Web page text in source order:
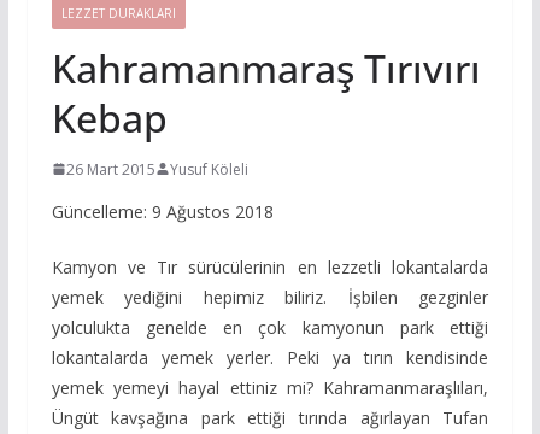
LEZZET DURAKLARI
Kahramanmaraş Tırıvırı
Kebap
26 Mart 2015 Yusuf Köleli
Güncelleme: 9 Ağustos 2018
Kamyon ve Tır sürücülerinin en lezzetli lokantalarda
yemek yediğini hepimiz biliriz. İşbilen gezginler
yolculukta genelde en çok kamyonun park ettiği
lokantalarda yemek yerler. Peki ya tırın kendisinde
yemek yemeyi hayal ettiniz mi? Kahramanmaraşlıları,
Üngüt kavşağına park ettiği tırında ağırlayan Tufan